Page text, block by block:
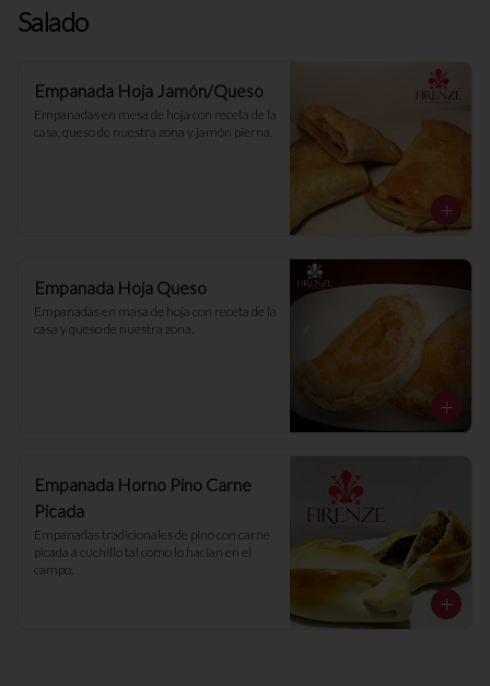
Salado
Empanada Hoja Jamón/Queso
Empanadas en mesa de hoja con receta de la
casa, queso de nuestra zona y jamón pierna.
Empanada Hoja Queso
Empanadas en masa de hoja con receta de la
casa y queso de nuestra zona.
Empanada Horno Pino Carne
Picada
Empanadas tradicionales de pino con carne
picada a cuchillo tal como lo hacían en el
campo.